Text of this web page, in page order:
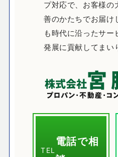
プ対応で、お客様の
善のかたちでお届け
も時代に沿ったサー
発展に貢献してまい
TEL
電話で相